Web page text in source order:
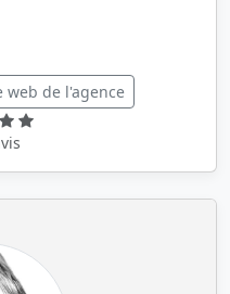
web de l'agence